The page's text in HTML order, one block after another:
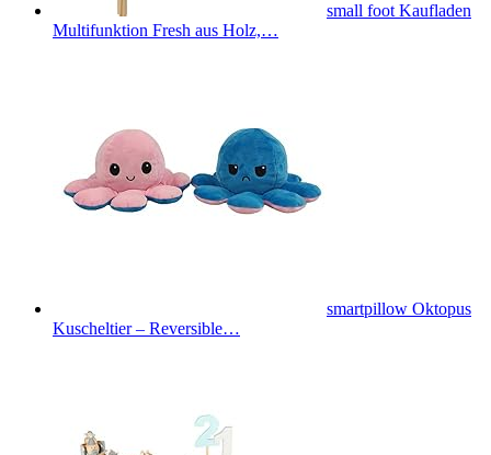
small foot Kaufladen
Multifunktion Fresh aus Holz,…
smartpillow Oktopus
Kuscheltier – Reversible…